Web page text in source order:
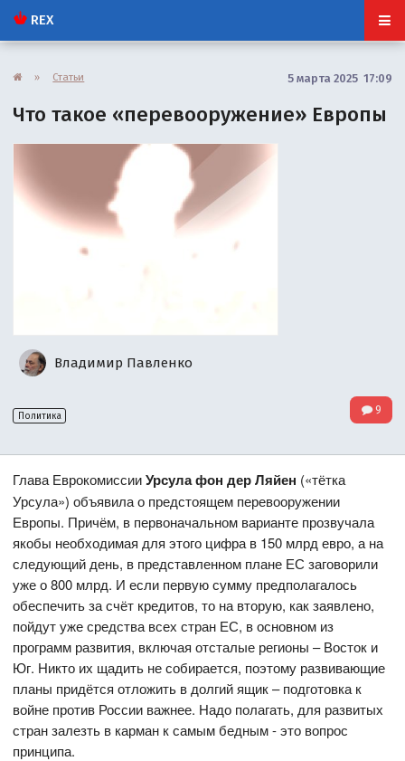
REX
» Статьи 5 марта 2025 17:09
Что такое «перевооружение» Европы
Владимир Павленко
Политика 9
Глава ЕврокомиссииУрсула фон дер Ляйен («тётка
Урсула») объявила о предстоящем перевооружении
Европы. Причём, в первоначальном варианте прозвучала
якобы необходимая для этого цифра в 150 млрд евро, а на
следующий день, в представленном плане ЕС заговорили
уже о 800 млрд. И если первую сумму предполагалось
обеспечить за счёт кредитов, то на вторую, как заявлено,
пойдут уже средства всех стран ЕС, в основном из
программ развития, включая отсталые регионы – Восток и
Юг. Никто их щадить не собирается, поэтому развивающие
планы придётся отложить в долгий ящик – подготовка к
войне против России важнее. Надо полагать, для развитых
стран залезть в карман к самым бедным - это вопрос
принципа.